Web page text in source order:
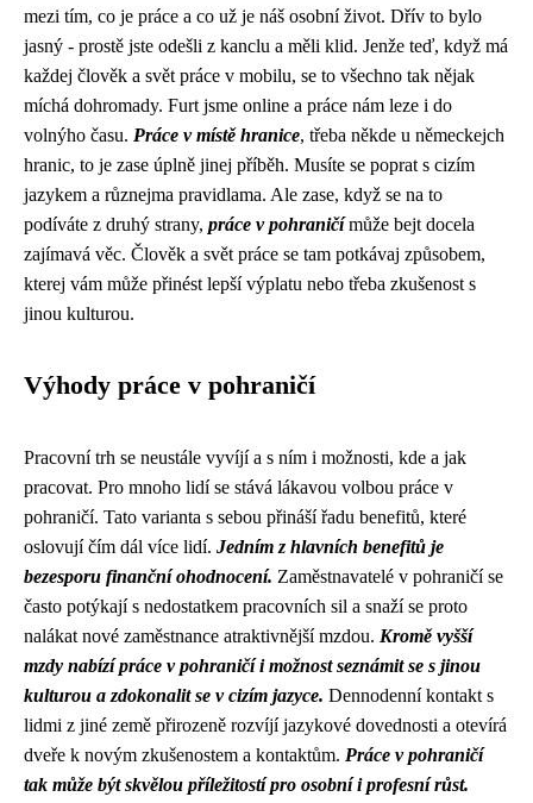
mezi tím, co je práce a co už je náš osobní život. Dřív to bylo
jasný - prostě jste odešli z kanclu a měli klid. Jenže teď, když má
každej člověk a svět práce v mobilu, se to všechno tak nějak
míchá dohromady. Furt jsme online a práce nám leze i do
volnýho času. Práce v místě hranice, třeba někde u německejch
hranic, to je zase úplně jinej příběh. Musíte se poprat s cizím
jazykem a různejma pravidlama. Ale zase, když se na to
podíváte z druhý strany, práce v pohraničímůže bejt docela
zajímavá věc. Člověk a svět práce se tam potkávaj způsobem,
kterej vám může přinést lepší výplatu nebo třeba zkušenost s
jinou kulturou.
Výhody práce v pohraničí
Pracovní trh se neustále vyvíjí a s ním i možnosti, kde a jak
pracovat. Pro mnoho lidí se stává lákavou volbou práce v
pohraničí. Tato varianta s sebou přináší řadu benefitů, které
oslovují čím dál více lidí. Jedním z hlavních benefitů je
bezesporu finanční ohodnocení. Zaměstnavatelé v pohraničí se
často potýkají s nedostatkem pracovních sil a snaží se proto
nalákat nové zaměstnance atraktivnější mzdou. Kromě vyšší
mzdy nabízí práce v pohraničí i možnost seznámit se s jinou
kulturou a zdokonalit se v cizím jazyce. Dennodenní kontakt s
lidmi z jiné země přirozeně rozvíjí jazykové dovednosti a otevírá
dveře k novým zkušenostem a kontaktům. Práce v pohraničí
tak může být skvělou příležitostí pro osobní i profesní růst.